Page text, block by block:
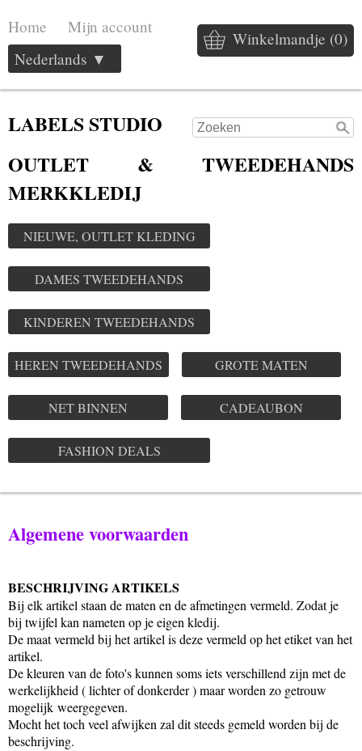
Home Mijn account
Winkelmandje (0)
Nederlands ▼
LABELS STUDIO
OUTLET & TWEEDEHANDS
MERKKLEDIJ
NIEUWE, OUTLET KLEDING
DAMES TWEEDEHANDS
KINDEREN TWEEDEHANDS
HEREN TWEEDEHANDS GROTE MATEN
NET BINNEN CADEAUBON
FASHION DEALS
Algemene voorwaarden
BESCHRIJVING ARTIKELS
Bij elk artikel staan de maten en de afmetingen vermeld. Zodat je
bij twijfel kan nameten op je eigen kledij.
De maat vermeld bij het artikel is deze vermeld op het etiket van het
artikel.
De kleuren van de foto's kunnen soms iets verschillend zijn met de
werkelijkheid ( lichter of donkerder ) maar worden zo getrouw
mogelijk weergegeven.
Mocht het toch veel afwijken zal dit steeds gemeld worden bij de
beschrijving.